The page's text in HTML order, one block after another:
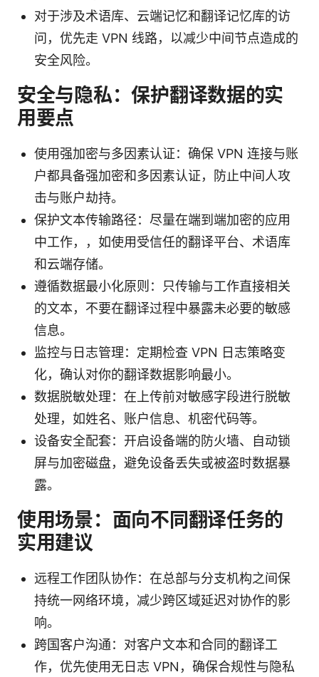
对于涉及术语库、云端记忆和翻译记忆库的访
问，优先走 VPN 线路，以减少中间节点造成的
安全风险。
安全与隐私：保护翻译数据的实
用要点
使用强加密与多因素认证：确保 VPN 连接与账
户都具备强加密和多因素认证，防止中间人攻
击与账户劫持。
保护文本传输路径：尽量在端到端加密的应用
中工作，，如使用受信任的翻译平台、术语库
和云端存储。
遵循数据最小化原则：只传输与工作直接相关
的文本，不要在翻译过程中暴露未必要的敏感
信息。
监控与日志管理：定期检查 VPN 日志策略变
化，确认对你的翻译数据影响最小。
数据脱敏处理：在上传前对敏感字段进行脱敏
处理，如姓名、账户信息、机密代码等。
设备安全配套：开启设备端的防火墙、自动锁
屏与加密磁盘，避免设备丢失或被盗时数据暴
露。
使用场景：面向不同翻译任务的
实用建议
远程工作团队协作：在总部与分支机构之间保
持统一网络环境，减少跨区域延迟对协作的影
响。
跨国客户沟通：对客户文本和合同的翻译工
作，优先使用无日志 VPN，确保合规性与隐私